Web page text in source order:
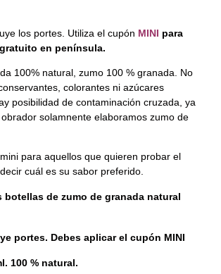
los portes. Utiliza el cupón MINI para
en península.
100% natural, zumo 100 % granada. No
colorantes ni azúcares
posibilidad de contaminación cruzada, ya
solamnente elaboramos zumo de
para aquellos que quieren probar el
cuál es su sabor preferido.
botellas de zumo de granada natural
portes. Debes aplicar el cupón MINI
100 % natural.